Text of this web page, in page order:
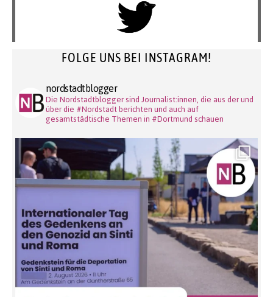
FOLGE UNS BEI INSTAGRAM!
nordstadtblogger
Die Nordstadtblogger sind Journalist:innen, die aus der und
über die #Nordstadt berichten und auch auf
gesamtstädtische Themen in #Dortmund schauen